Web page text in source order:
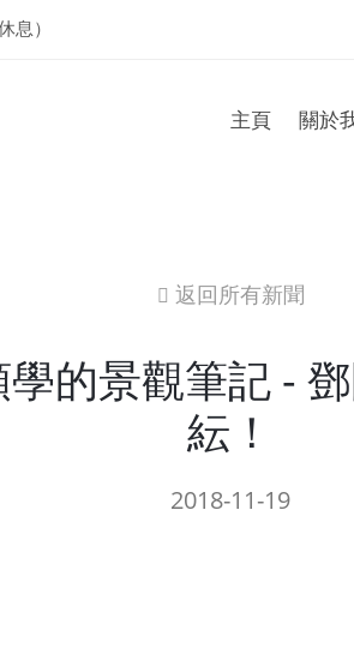
息）
主頁 關於
icon
返回所有新聞
學的景觀筆記 -
紜！
2018-11-19